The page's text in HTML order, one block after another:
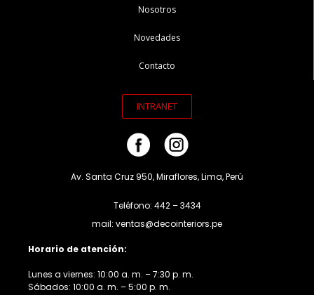
Nosotros
Novedades
Contacto
INTRANET
Av. Santa Cruz 950, Miraflores, Lima, Perú
Teléfono: 442 – 3434
mail: ventas@decointeriors.pe
Horario de atención:
Lunes a viernes: 10:00 a. m. – 7:30 p. m.
Sábados: 10:00 a. m. – 5:00 p. m.